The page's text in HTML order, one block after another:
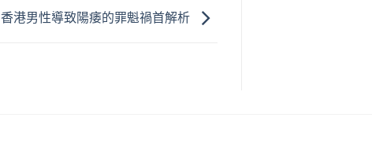
香港男性導致陽痿的罪魁禍首解析